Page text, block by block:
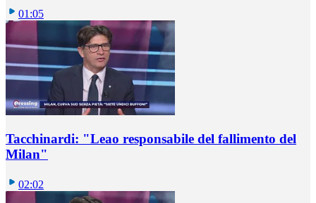
01:05
Tacchinardi: "Leao responsabile del fallimento del
Milan"
02:02